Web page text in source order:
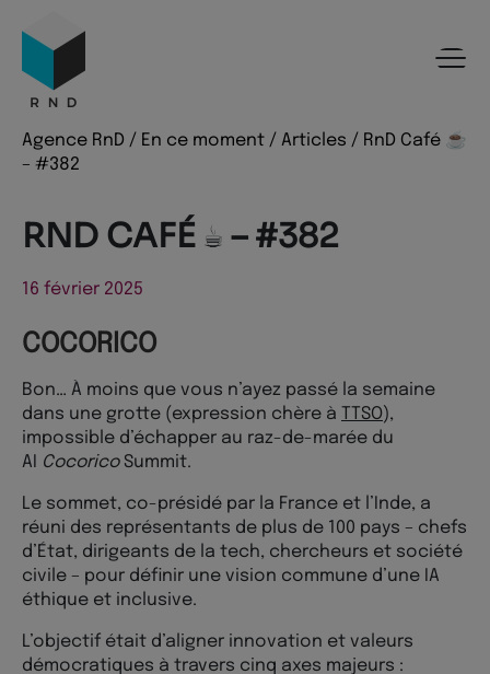
Recherche
Pied de page
Agence RnD / En ce moment / Articles / RnD Café ☕️
– #382
RND CAFÉ ☕️ – #382
16 février 2025
COCORICO
Bon… À moins que vous n’ayez passé la semaine
dans une grotte (expression chère à TTSO),
impossible d’échapper au raz-de-marée du
AI
CocoricoSummit.
Le sommet, co-présidé par la France et l’Inde, a
réuni des représentants de plus de 100 pays – chefs
d’État, dirigeants de la tech, chercheurs et société
civile – pour définir une vision commune d’une IA
éthique et inclusive.
L’objectif était d’aligner innovation et valeurs
démocratiques à travers cinq axes majeurs :